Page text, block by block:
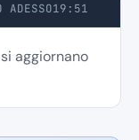
ADESSO19:51
aggiornano